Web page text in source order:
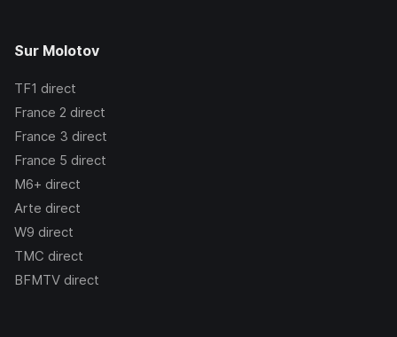
Sur Molotov
TF1 direct
France 2 direct
France 3 direct
France 5 direct
M6+ direct
Arte direct
W9 direct
TMC direct
BFMTV direct